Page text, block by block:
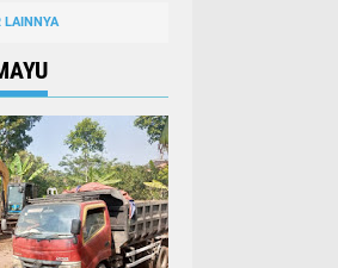
LAINNYA